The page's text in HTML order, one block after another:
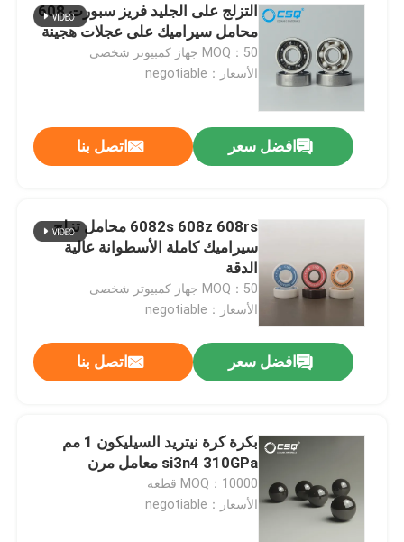
التزلج على الجليد فريز سبورت 608
محامل سيراميك على عجلات هجينة
MOQ：50 جهاز كمبيوتر شخصى
الأسعار：negotiable
افضل سعر اتصل بنا
6082s 608z 608rs محامل تزلج
سيراميك كاملة الأسطوانة عالية
الدقة
MOQ：50 جهاز كمبيوتر شخصى
الأسعار：negotiable
افضل سعر اتصل بنا
بكرة كرة نيتريد السيليكون 1 مم
si3n4 310GPa معامل مرن
MOQ：10000 قطعة
الأسعار：negotiable